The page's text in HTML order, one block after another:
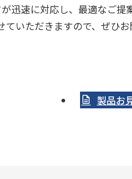
迅速に対応し、最適なご提
いただきますので、ぜひ
製品お